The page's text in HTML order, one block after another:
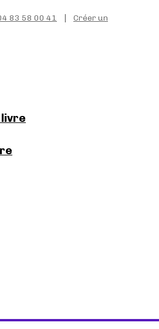
83 58 00 41 | Créer un